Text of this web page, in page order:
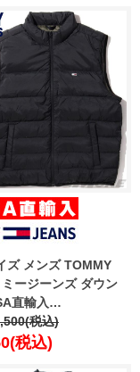
ズ メンズ TOMMY
ージーンズ ダウン
直輸入
税込)
税込)